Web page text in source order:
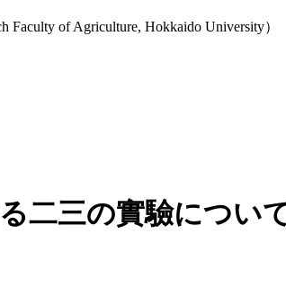
of Agriculture, Hokkaido University）
二三の實驗につい